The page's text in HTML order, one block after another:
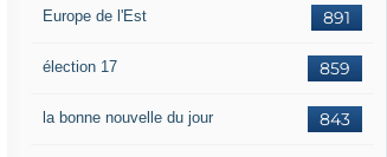
891
Europe de l'Est
859
élection 17
843
la bonne nouvelle du jour